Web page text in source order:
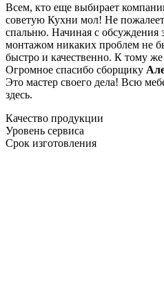
Всем, кто еще выбирает
советую Кухни мол! Не
спальню. Начиная с обсуждения
монтажом никаких проблем не
быстро и качественно. К тому
Огромное спасибо сборщику
Это мастер своего дела! Всю
здесь.
Качество продукции
Уровень сервиса
Срок изготовления